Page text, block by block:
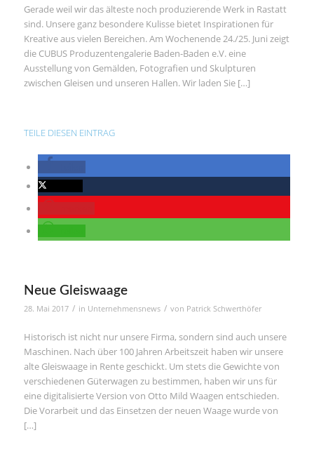
Gerade weil wir das älteste noch produzierende Werk in Rastatt
sind. Unsere ganz besondere Kulisse bietet Inspirationen für
Kreative aus vielen Bereichen. Am Wochenende 24./25. Juni zeigt
die CUBUS Produzentengalerie Baden-Baden e.V. eine
Ausstellung von Gemälden, Fotografien und Skulpturen
zwischen Gleisen und unseren Hallen. Wir laden Sie […]
TEILE DIESEN EINTRAG
Neue Gleiswaage
28. Mai 2017 / in Unternehmensnews / von Patrick Schwerthöfer
Historisch ist nicht nur unsere Firma, sondern sind auch unsere
Maschinen. Nach über 100 Jahren Arbeitszeit haben wir unsere
alte Gleiswaage in Rente geschickt. Um stets die Gewichte von
verschiedenen Güterwagen zu bestimmen, haben wir uns für
eine digitalisierte Version von Otto Mild Waagen entschieden.
Die Vorarbeit und das Einsetzen der neuen Waage wurde von
[…]